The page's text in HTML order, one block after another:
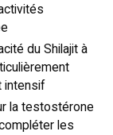
du Shilajit à
intensif
la testostérone
les